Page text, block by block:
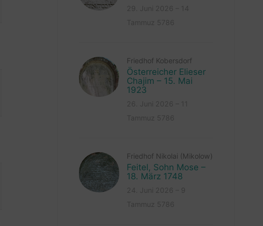
Friedhof Kobersdorf
Österreicher Elieser
Chajim – 15. Mai
1923
Friedhof Nikolai (Mikolow)
Feitel, Sohn Mose –
18. März 1748